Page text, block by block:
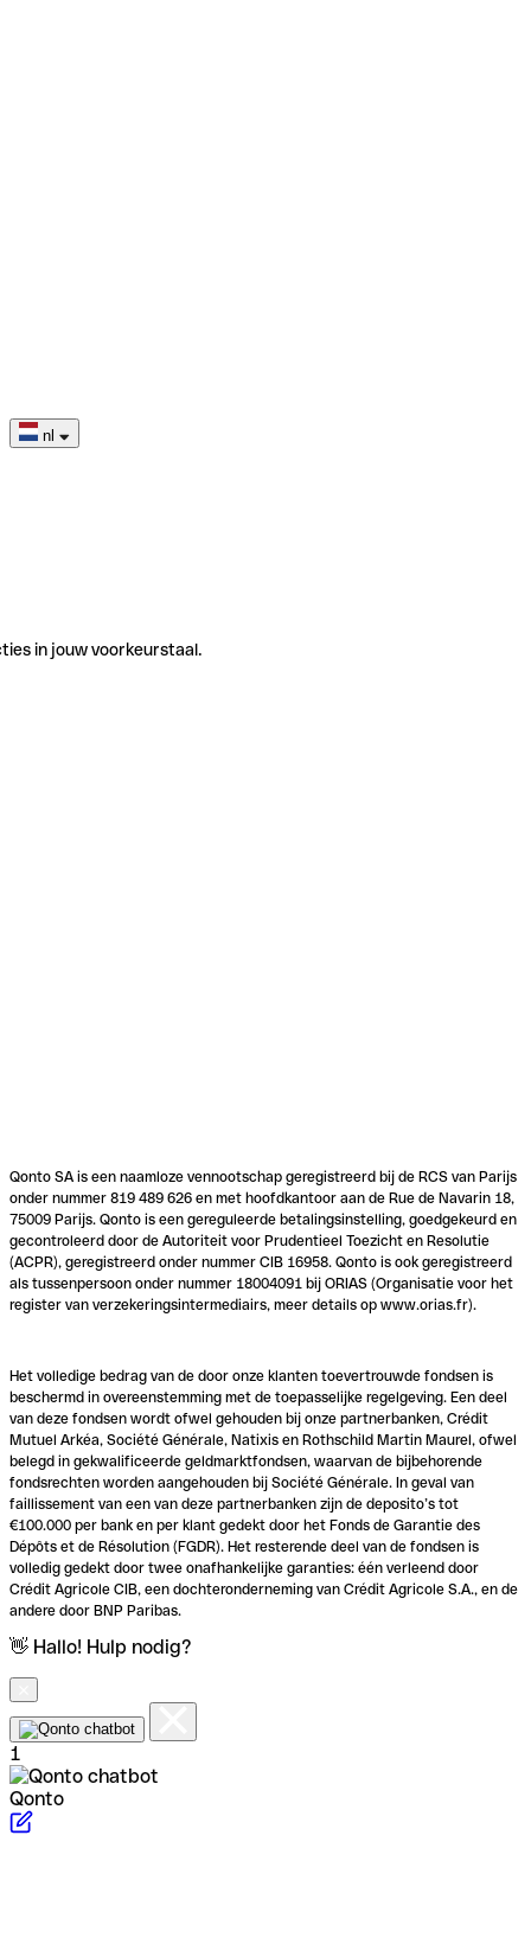
nl
in jouw voorkeurstaal.
Qonto SA is een naamloze vennootschap geregistreerd bij de RCS van Parijs
onder nummer 819 489 626 en met hoofdkantoor aan de Rue de Navarin 18,
75009 Parijs. Qonto is een gereguleerde betalingsinstelling, goedgekeurd en
gecontroleerd door de Autoriteit voor Prudentieel Toezicht en Resolutie
(ACPR), geregistreerd onder nummer CIB 16958. Qonto is ook geregistreerd
als tussenpersoon onder nummer 18004091 bij ORIAS (Organisatie voor het
register van verzekeringsintermediairs, meer details op www.orias.fr).
Het volledige bedrag van de door onze klanten toevertrouwde fondsen is
beschermd in overeenstemming met de toepasselijke regelgeving. Een deel
van deze fondsen wordt ofwel gehouden bij onze partnerbanken, Crédit
Mutuel Arkéa, Société Générale, Natixis en Rothschild Martin Maurel, ofwel
belegd in gekwalificeerde geldmarktfondsen, waarvan de bijbehorende
fondsrechten worden aangehouden bij Société Générale. In geval van
faillissement van een van deze partnerbanken zijn de deposito’s tot
€100.000 per bank en per klant gedekt door het Fonds de Garantie des
Dépôts et de Résolution (FGDR). Het resterende deel van de fondsen is
volledig gedekt door twee onafhankelijke garanties: één verleend door
Crédit Agricole CIB, een dochteronderneming van Crédit Agricole S.A., en de
andere door BNP Paribas.
👋 Hallo! Hulp nodig?
1
Qonto